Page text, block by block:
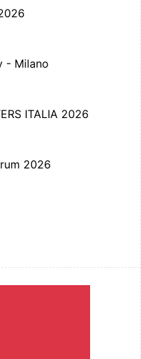
- Milano
ITALIA 2026
2026